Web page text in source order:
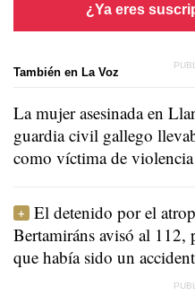
¿Ya eres
También en La Voz
La mujer asesinada en
guardia civil gallego
como víctima de
El detenido por el
Bertamiráns avisó al 112,
que había sido un